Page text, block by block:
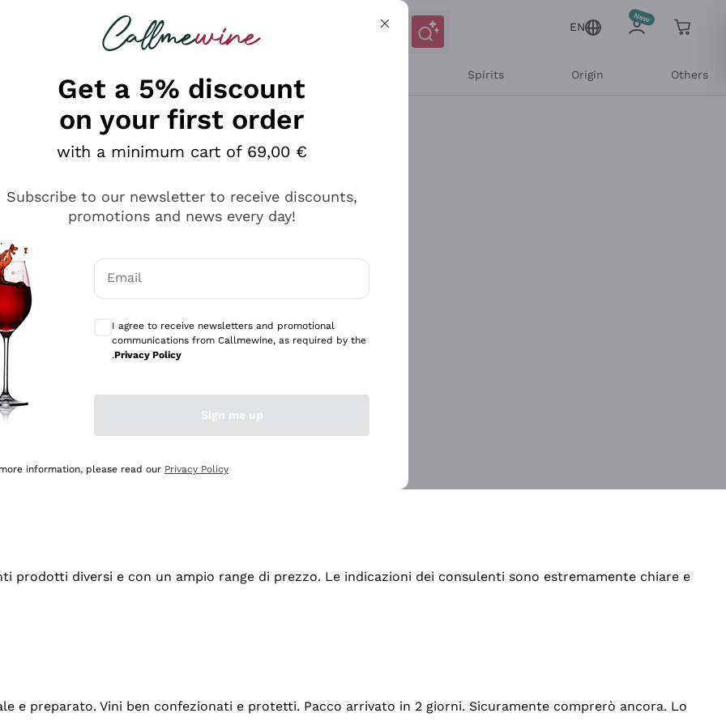
looking for
EN
Spirits Origin Others
professionalità
diversi e con un ampio range di prezzo. Le indicazioni dei consulenti sono estremamente chiare e
e preparato. Vini ben confezionati e protetti. Pacco arrivato in 2 giorni. Sicuramente comprerò ancora. Lo
Get a 5% discount
on your first order
with a minimum cart of 69,00 €
Subscribe to our newsletter to receive discounts,
promotions and news every day!
Email
I agree to receive newsletters and promotional
communications from Callmewine, as required by the
.Privacy Policy
Sign me up
information, please read our Privacy Policy